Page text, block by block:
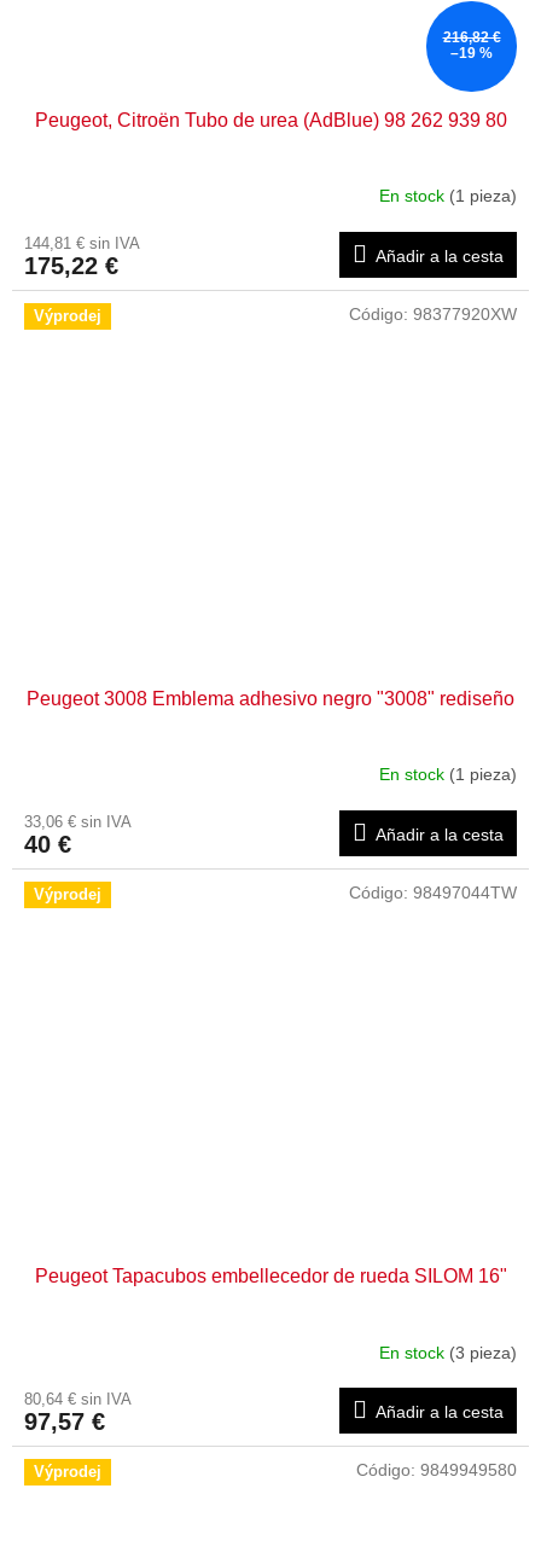
216,82 €
–19 %
Peugeot, Citroën Tubo de urea (AdBlue) 98 262 939 80
En stock (1 pieza)
144,81 € sin IVA
175,22 € Añadir a la cesta
Výprodej
Peugeot 3008 Emblema adhesivo negro "3008" rediseño
En stock (1 pieza)
33,06 € sin IVA
40 € Añadir a la cesta
Código: 98377920XW
Výprodej
Peugeot Tapacubos embellecedor de rueda SILOM 16"
En stock (3 pieza)
80,64 € sin IVA
97,57 € Añadir a la cesta
Código: 98497044TW
Výprodej Código: 9849949580